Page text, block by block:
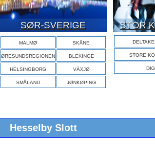
SØR-SVERIGE
MALMØ SKÅNE
ØRESUNDSREGIONEN BLEKINGE
HELSINGBORG VÄXJØ
SMÅLAND JØNKØPING
STOR
STORE
Hesselby Slott